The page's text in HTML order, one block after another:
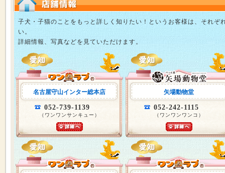
子犬・子猫のことをもっと詳しく知りたい！というお客様は、それぞ
い。
詳細情報、写真などを見ていただけます。
名古屋守山インター総本店
052-739-1139
（ワンワンサンキュー）
矢場動物堂
052-242-1115
（ワンワンワンコ）